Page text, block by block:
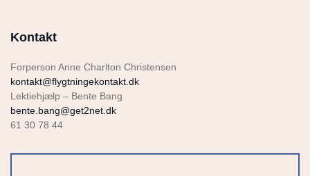
Kontakt
Forperson Anne Charlton Christensen
kontakt@flygtningekontakt.dk
Lektiehjælp – Bente Bang
bente.bang@get2net.dk
61 30 78 44